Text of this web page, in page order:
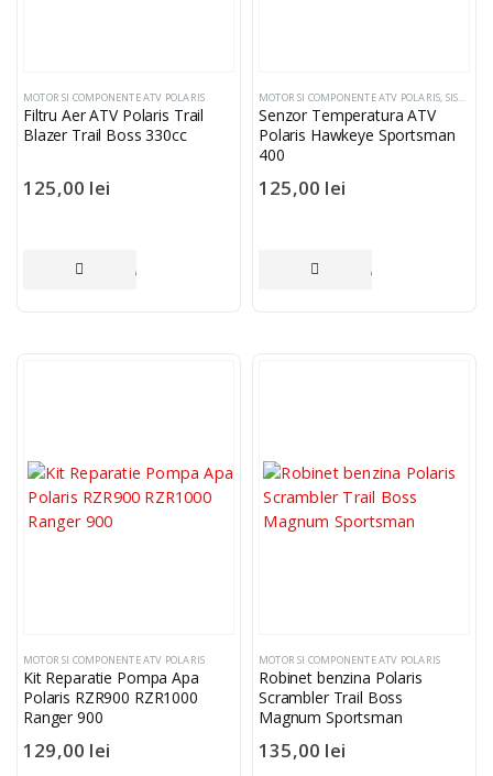
MOTOR SI COMPONENTE ATV POLARIS
Filtru Aer ATV Polaris Trail
Blazer Trail Boss 330cc
125,00 lei
ADAUGĂ ÎN COȘ
MOTOR SI COMPONENTE ATV POLARIS, SISTEM ELECTRIC SI COMPONENTE
Senzor Temperatura ATV
Polaris Hawkeye Sportsman
400
125,00 lei
ADAUGĂ ÎN COȘ
MOTOR SI COMPONENTE ATV POLARIS
Kit Reparatie Pompa Apa
Polaris RZR900 RZR1000
Ranger 900
129,00 lei
MOTOR SI COMPONENTE ATV POLARIS
Robinet benzina Polaris
Scrambler Trail Boss
Magnum Sportsman
135,00 lei